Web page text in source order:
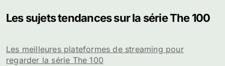
Les sujets tendances sur la série The 100
Les meilleures plateformes de streaming pour
regarder la série The 100